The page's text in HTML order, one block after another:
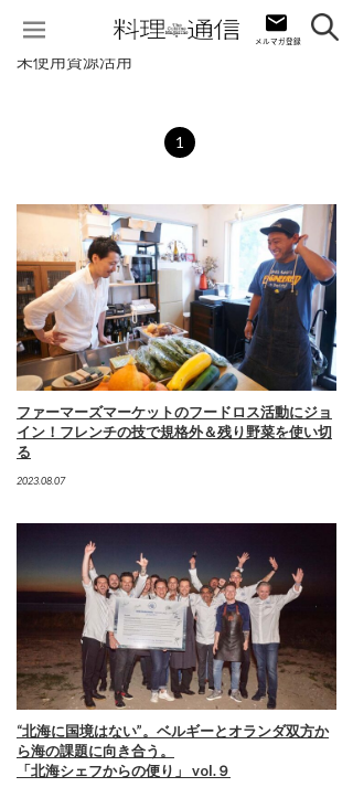
未使用資源活用
1
ファーマーズマーケットのフードロス活動にジョ
イン！フレンチの技で規格外＆残り野菜を使い切
る
2023.08.07
“北海に国境はない”。ベルギーとオランダ双方か
ら海の課題に向き合う。
「北海シェフからの便り」 vol.９